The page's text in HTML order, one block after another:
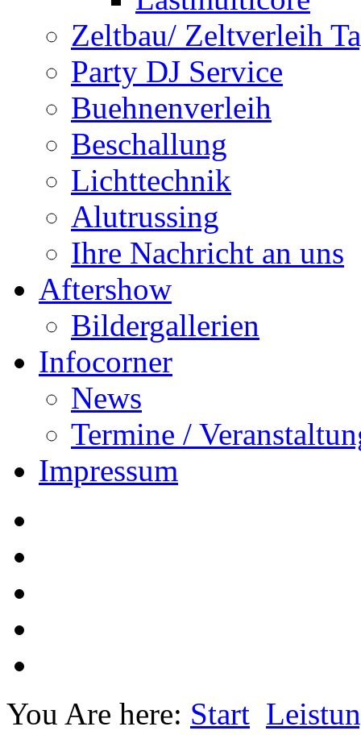
Zeltbau/ Zeltverleih
Party DJ Service
Buehnenverleih
Beschallung
Lichttechnik
Alutrussing
Ihre Nachricht an uns
Aftershow
Bildergallerien
Infocorner
News
Termine /
Impressum
You Are here: Start